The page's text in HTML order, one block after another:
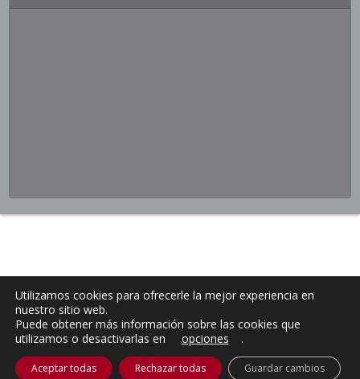
Utilizamos cookies para ofrecerle la mejor experiencia en
nuestro sitio web.
Puede obtener más información sobre las cookies que
utilizamos o desactivarlas en
opciones .
Aceptar todas Rechazar todas Guardar cambios